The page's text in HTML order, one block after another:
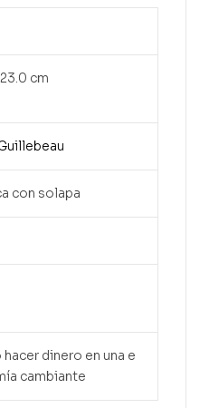
cm
con solapa
dinero en una e
cambiante